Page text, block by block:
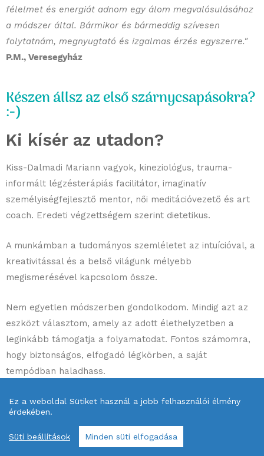
Ez a weboldal Sütiket használ a jobb felhasználói élmény
érdekében.
Süti beállítások Minden süti elfogadása
félelmet és energiát adnom egy álom megvalósulásához
a módszer által. Bármikor és bármeddig szívesen
folytatnám, megnyugtató és izgalmas érzés egyszerre."
P.M., Veresegyház
Készen állsz az első szárnycsapásokra?
:-)
Ki kísér az utadon?
Kiss-Dalmadi Mariann vagyok, kineziológus, trauma-
informált légzésterápiás facilitátor, imaginatív
személyiségfejlesztő mentor, női meditációvezető és art
coach. Eredeti végzettségem szerint dietetikus.
A munkámban a tudományos szemléletet az intuícióval, a
kreativitással és a belső világunk mélyebb
megismerésével kapcsolom össze.
Nem egyetlen módszerben gondolkodom. Mindig azt az
eszközt választom, amely az adott élethelyzetben a
leginkább támogatja a folyamatodat. Fontos számomra,
hogy biztonságos, elfogadó légkörben, a saját
tempódban haladhass.
A Kolibri Mentor Programban nem kész válaszokat
szeretnék adni neked. Abban támogatlak, hogy jobban
megértsd önmagad működését, felismerd a saját
erőforrásaidat, és megtaláld azokat a lépéseket,